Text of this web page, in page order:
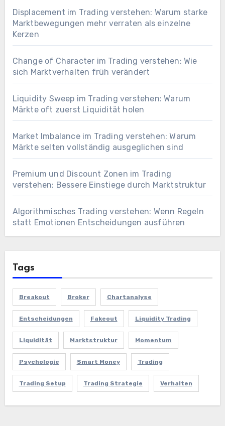
Displacement im Trading verstehen: Warum starke
Marktbewegungen mehr verraten als einzelne
Kerzen
Change of Character im Trading verstehen: Wie
sich Marktverhalten früh verändert
Liquidity Sweep im Trading verstehen: Warum
Märkte oft zuerst Liquidität holen
Market Imbalance im Trading verstehen: Warum
Märkte selten vollständig ausgeglichen sind
Premium und Discount Zonen im Trading
verstehen: Bessere Einstiege durch Marktstruktur
Algorithmisches Trading verstehen: Wenn Regeln
statt Emotionen Entscheidungen ausführen
Tags
Breakout Broker Chartanalyse
Entscheidungen Fakeout Liquidity Trading
Liquidität Marktstruktur Momentum
Psychologie Smart Money Trading
Trading Setup Trading Strategie Verhalten